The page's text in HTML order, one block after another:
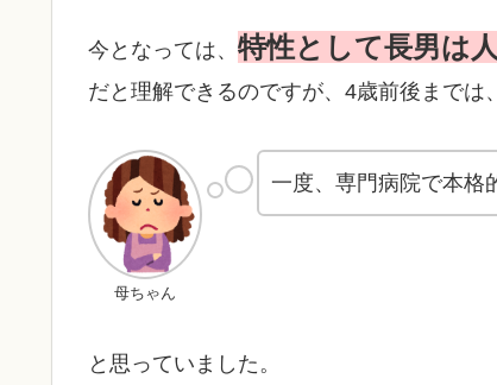
今となっては、 特性として長男は
だと理解できるのですが、4歳前後までは、
母ちゃん
一度、専門病院で本格
と思っていました。